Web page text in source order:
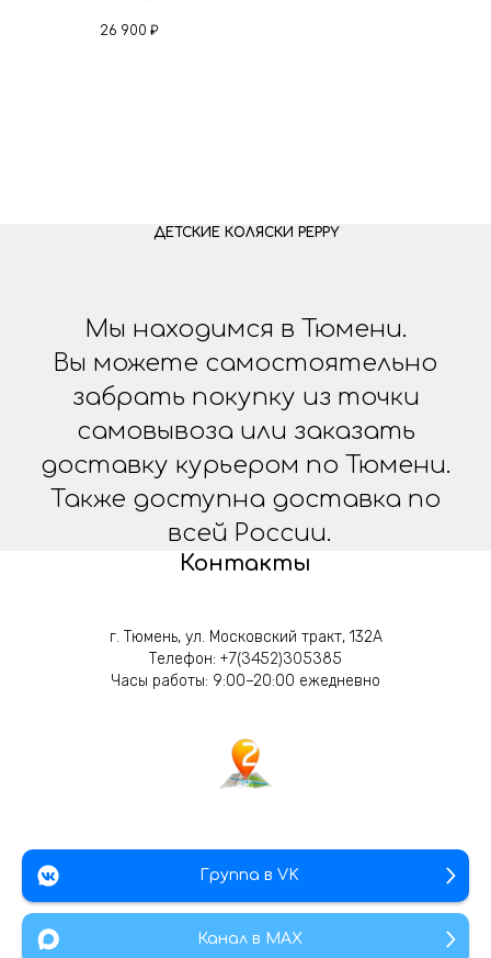
26 900 ₽
ДЕТСКИЕ КОЛЯСКИ PEPPY
Мы находимся в Тюмени.
Вы можете самостоятельно
забрать покупку из точки
самовывоза или заказать
доставку курьером по Тюмени.
Также доступна доставка по
всей России.
Контакты
г. Тюмень, ул. Московский тракт, 132А
Телефон: +7(3452)305385
Часы работы: 9:00–20:00 ежедневно
Группа в VK
Канал в МАХ